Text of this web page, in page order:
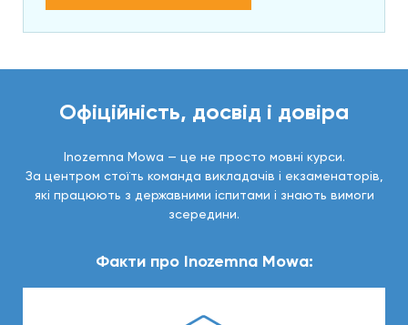
Офіційність, досвід і довіра
Inozemna Mowa — це не просто мовні курси.
За центром стоїть команда викладачів і екзаменаторів,
які працюють з державними іспитами і знають вимоги
зсередини.
Факти про Inozemna Mowa: